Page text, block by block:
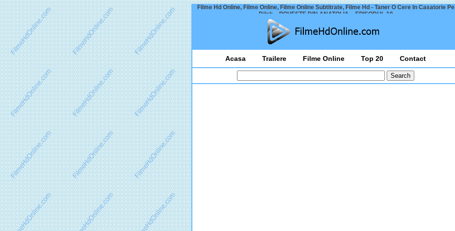
Filme Hd Online, Filme Online, Filme Online Subtitrate, Filme Hd - Taner O Cere In Casatorie Pe
Dilek – POVESTE DIN ANATOLIA – EPISODUL 19
Acasa Trailere Filme Online Top 20 Contact